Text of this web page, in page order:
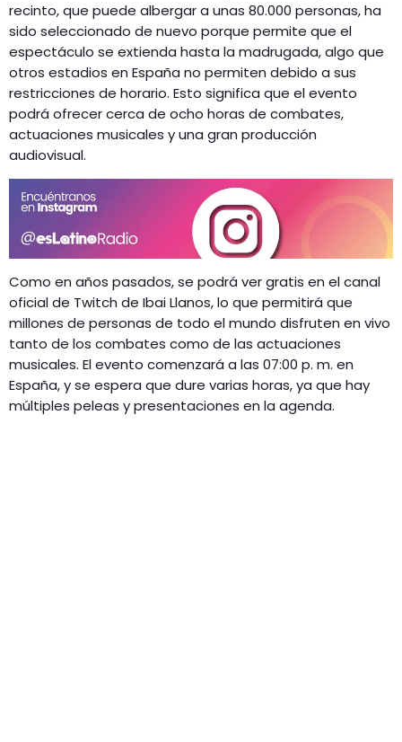
recinto, que puede albergar a unas 80.000 personas, ha
sido seleccionado de nuevo porque permite que el
espectáculo se extienda hasta la madrugada, algo que
otros estadios en España no permiten debido a sus
restricciones de horario. Esto significa que el evento
podrá ofrecer cerca de ocho horas de combates,
actuaciones musicales y una gran producción
audiovisual.
Como en años pasados, se podrá ver gratis en el canal
oficial de Twitch de Ibai Llanos, lo que permitirá que
millones de personas de todo el mundo disfruten en vivo
tanto de los combates como de las actuaciones
musicales. El evento comenzará a las 07:00 p. m. en
España, y se espera que dure varias horas, ya que hay
múltiples peleas y presentaciones en la agenda.